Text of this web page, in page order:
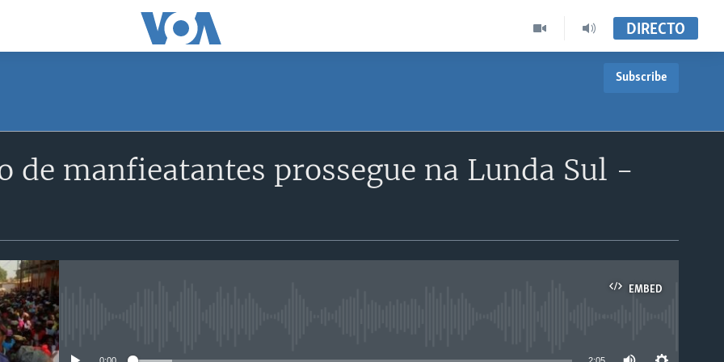
DIRECTO
Subscribe
de manfieatantes prossegue na Lunda Sul -
EMBED